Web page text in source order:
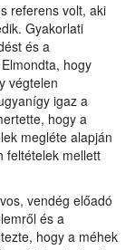
referens volt, aki
Gyakorlati
és a
hogy
végtelen
igaz a
hogy a
megléte alapján
feltételek mellett
vendég előadó
és a
hogy a méhek